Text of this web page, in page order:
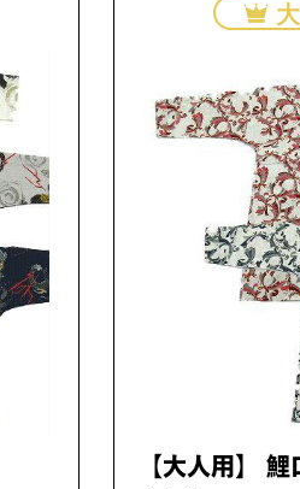
【大人用】